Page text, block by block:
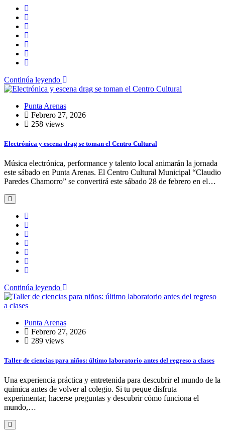
Continúa leyendo
Punta Arenas
Febrero 27, 2026
258 views
Electrónica y escena drag se toman el Centro Cultural
Música electrónica, performance y talento local animarán la jornada
este sábado en Punta Arenas. El Centro Cultural Municipal “Claudio
Paredes Chamorro” se convertirá este sábado 28 de febrero en el…
Continúa leyendo
Punta Arenas
Febrero 27, 2026
289 views
Taller de ciencias para niños: último laboratorio antes del regreso a clases
Una experiencia práctica y entretenida para descubrir el mundo de la
química antes de volver al colegio. Si tu peque disfruta
experimentar, hacerse preguntas y descubrir cómo funciona el
mundo,…